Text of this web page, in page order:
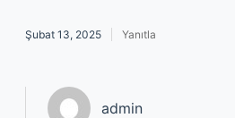
Şubat 13, 2025 Yanıtla
admin